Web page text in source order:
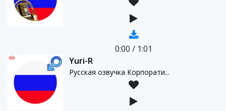
0:00 / 1:01
Yuri-R
Русская озвучка Корпорати...